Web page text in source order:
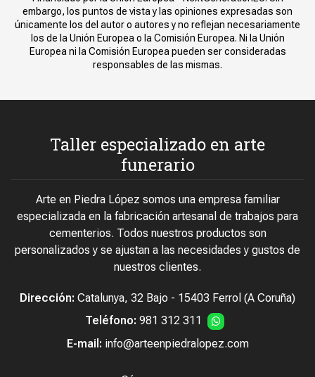
embargo, los puntos de vista y las opiniones expresadas son
únicamente los del autor o autores y no reflejan necesariamente
los de la Unión Europea o la Comisión Europea. Ni la Unión
Europea ni la Comisión Europea pueden ser consideradas
responsables de las mismas.
Taller especializado en arte
funerario
Arte en Piedra López somos una empresa familiar
especializada en la fabricación artesanal de trabajos para
cementerios. Todos nuestros productos son
personalizados y se ajustan a las necesidades y gustos de
nuestros clientes.
Dirección: Catalunya, 32 Bajo - 15403 Ferrol (A Coruña)
Teléfono: 981 312 311
E-mail: info@arteenpiedralopez.com